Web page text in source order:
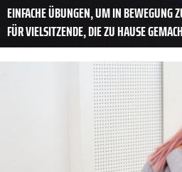
EINFACHE ÜBUNGEN, UM IN BEWEGUNG
FÜR VIELSITZENDE, DIE ZU HAUSE